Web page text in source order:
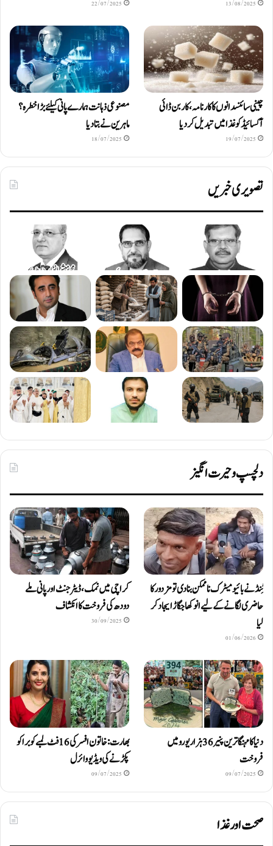
13/08/2025
22/07/2025
چینی سائنسدانوں کا کارنامہ، کاربن ڈائی
آکسائیڈ کو غذا میں تبدیل کردیا
19/07/2025
مصنوعی ذہانت ہمارے پانی کیلئے بڑا خطرہ؟
ماہرین نے بتا دیا
18/07/2025
تصویری خبریں
دلچسپ و حیرت انگیز
ٹِنڈ نے بائیومیٹرک ناممکن بنا دی تو مزدور کا
حاضری لگانے کے لیے انوکھا جگاڑ ایجاد کر
لیا
01/06/2026
کراچی میں نمک، ڈیٹرجنٹ اور پانی ملے
دودھ کی فروخت کا انکشاف
30/09/2025
دنیا کا مہنگا ترین پنیر 36 ہزار یورو میں
فروخت
09/07/2025
بھارت: خاتون افسر کی 16 فٹ لمبے کوبرا کو
پکڑنے کی ویڈیو وائرل
09/07/2025
صحت اور غذا